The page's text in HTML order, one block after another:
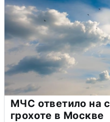
МЧС ответило на
грохоте в Москве